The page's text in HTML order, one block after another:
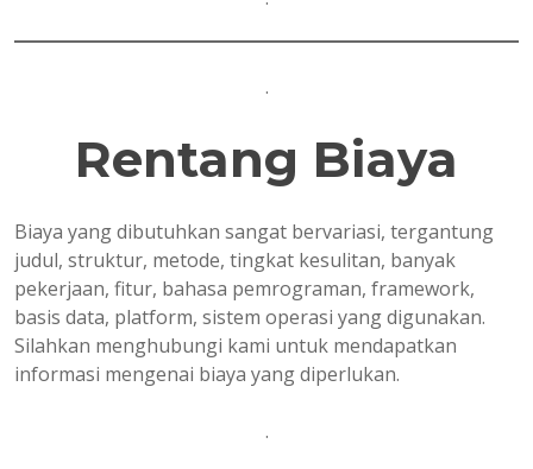
.
Rentang Biaya
Biaya yang dibutuhkan sangat bervariasi, tergantung
judul, struktur, metode, tingkat kesulitan, banyak
pekerjaan, fitur, bahasa pemrograman, framework,
basis data, platform, sistem operasi yang digunakan.
Silahkan menghubungi kami untuk mendapatkan
informasi mengenai biaya yang diperlukan.
.